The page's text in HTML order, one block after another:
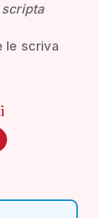
scripta
le scriva